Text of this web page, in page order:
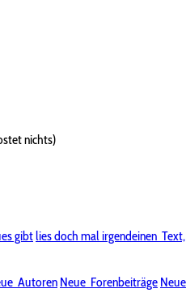
nichts)
gibtlies doch mal irgendeinen Text,
Autoren Neue Forenbeiträge Neue